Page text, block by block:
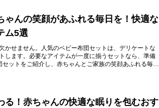
ゃんの笑顔があふれる毎日を！快適な
ム5選
かせません。人気のベビー布団セットは、デリケートな
します。必要なアイテムが一度に揃うセットなら、準備
ットをご紹介し、赤ちゃんとご家族の笑顔あふれる毎日
る！赤ちゃんの快適な眠りを包むおす